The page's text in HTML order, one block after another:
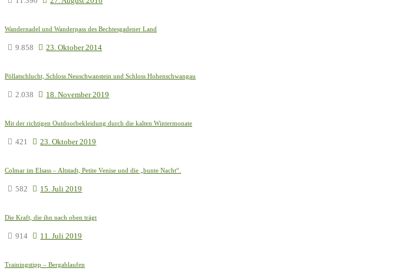
Wandernadel und Wanderpass des Bechtesgadener Land
9.858 23. Oktober 2014
Pöllatschlucht, Schloss Neuschwanstein und Schloss Hohenschwangau
2.038 18. November 2019
Mit der richtigen Outdoorbekleidung durch die kalten Wintermonate
421 23. Oktober 2019
Colmar im Elsass – Altstadt, Petite Venise und die „bunte Nacht“.
582 15. Juli 2019
Die Kraft, die ihn nach oben trägt
914 11. Juli 2019
Trainingstipp – Bergablaufen